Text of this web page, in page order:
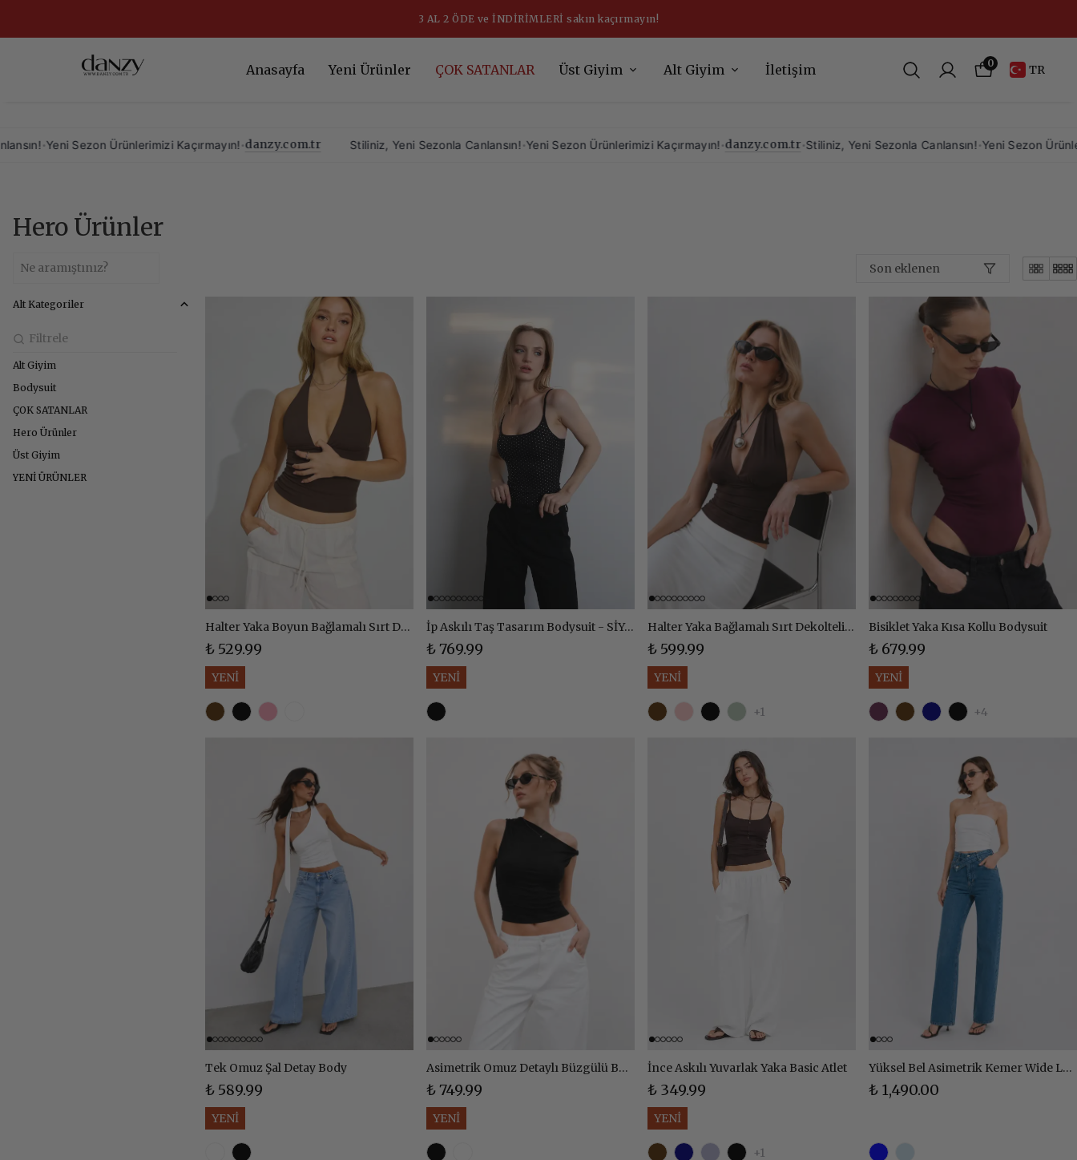
1500 TL ve üzeri alışverişlerde ÜCRETSİZ KARGO fırsatını kaçırmayın!
Anasayfa Yeni Ürünler ÇOK SATANLAR Üst Giyim Alt Giyim İletişim 0 TR
Ürünlerimizi Kaçırmayın!•danzy.com.tr Stiliniz, Yeni Sezonla Canlansın!•Yeni Sezon Ürünlerimizi Kaçırmayın!•danzy.com.tr•Stiliniz, Yeni Sezonla Canlansın!•Yeni Sezon Ürünlerimizi Kaçırmayın!
Hero Ürünler
Son eklenen
Alt Kategoriler
Alt Giyim
Bodysuit
ÇOK SATANLAR
Hero Ürünler
Üst Giyim
YENİ ÜRÜNLER
Halter Yaka Boyun Bağlamalı Sırt Dekolteli Top Body
₺ 529.99
YENİ
İp Askılı Taş Tasarım Bodysuit - SİYAH
₺ 769.99
YENİ
Halter Yaka Bağlamalı Sırt Dekolteli Top Body
₺ 599.99
YENİ
+1
Bisiklet Yaka Kısa Kollu Bodysuit
₺ 679.99
YENİ
+4
Tek Omuz Şal Detay Body
₺ 589.99
YENİ
Asimetrik Omuz Detaylı Büzgülü Body
₺ 749.99
YENİ
İnce Askılı Yuvarlak Yaka Basic Atlet
₺ 349.99
YENİ
+1
Yüksel Bel Asimetrik Kemer Wide Leg Jean Pantolon
₺ 1,490.00